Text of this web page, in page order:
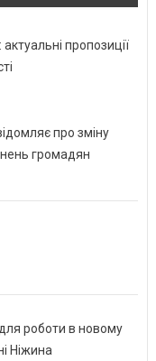
пропозиції
про зміну
громадян
роботи в новому
Ніжина